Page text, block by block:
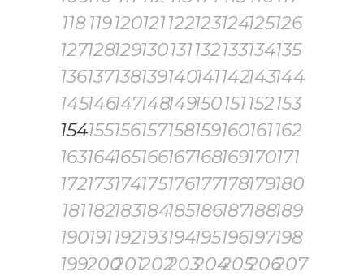
118 119120121122123124125126
127128129130131132133134135
136137138139140141142143144
145146147148149150151152153
154155156157158159160161162
163164165166167168169170171
172173174175176177178179180
181182183184185186187188189
190191192193194195196197198
199200201202203204205206207